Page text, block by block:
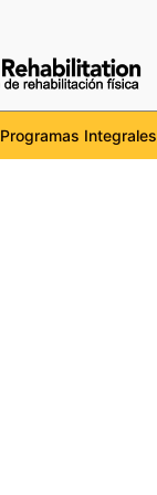
Programas Integrales